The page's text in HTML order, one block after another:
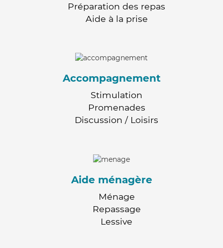
Préparation des repas
Aide à la prise
Accompagnement
Stimulation
Promenades
Discussion / Loisirs
Aide ménagère
Ménage
Repassage
Lessive